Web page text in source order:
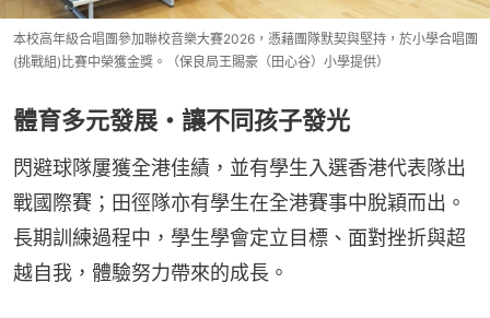
本校高年級合唱團參加聯校音樂大賽2026，憑藉團隊默契與堅持，於小學合唱團
(挑戰組)比賽中榮獲金獎。（保良局王賜豪（田心谷）小學提供）
體育多元發展・讓不同孩子發光
閃避球隊屢獲全港佳績，並有學生入選香港代表隊出
戰國際賽；田徑隊亦有學生在全港賽事中脫穎而出。
長期訓練過程中，學生學會定立目標、面對挫折與超
越自我，體驗努力帶來的成長。